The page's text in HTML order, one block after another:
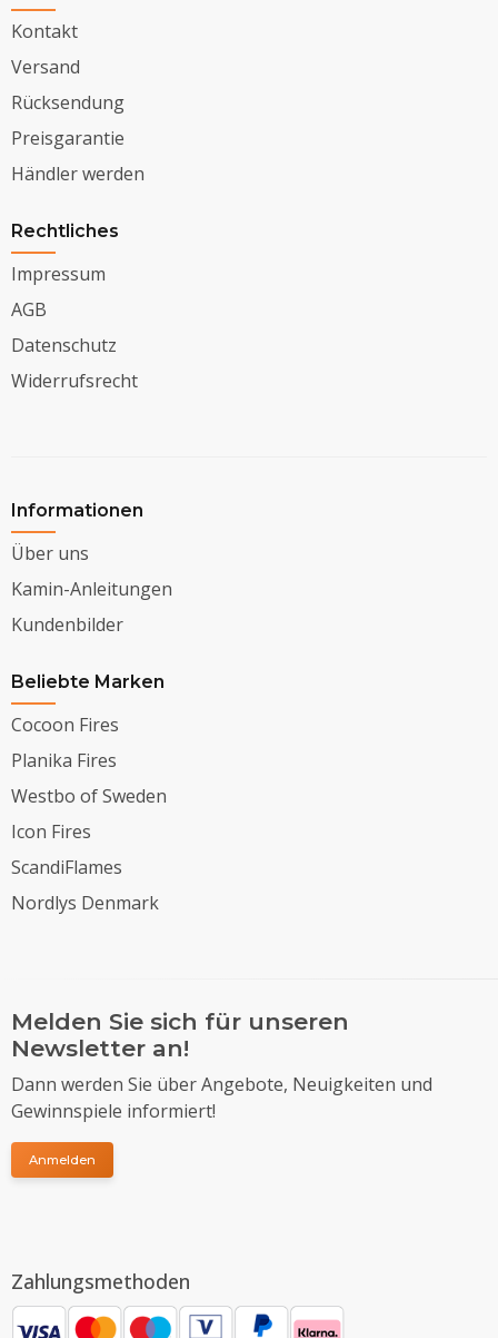
Kontakt
Versand
Rücksendung
Preisgarantie
Händler werden
Rechtliches
Impressum
AGB
Datenschutz
Widerrufsrecht
Informationen
Über uns
Kamin-Anleitungen
Kundenbilder
Beliebte Marken
Cocoon Fires
Planika Fires
Westbo of Sweden
Icon Fires
ScandiFlames
Nordlys Denmark
Melden Sie sich für unseren
Newsletter an!
Dann werden Sie über Angebote, Neuigkeiten und
Gewinnspiele informiert!
Anmelden
Zahlungsmethoden